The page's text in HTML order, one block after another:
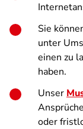
Sie
unter
einen zu
haben.
Unser
oder